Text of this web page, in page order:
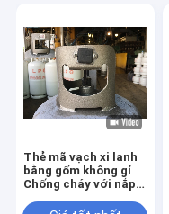
Thẻ mã vạch xi lanh
bằng gốm không gỉ
Chống cháy với nắp